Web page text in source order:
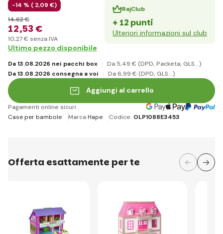
-14 % ( 2,09 €)
12,53 €
14,62 €
10,27 € senza IVA
RajClub
+ 12 punti
Ulteriori informazioni sul club
Ultimo pezzo disponibile
Da 13.08.2026 nei pacchi box Da 5,49 € (DPD, Packeta, GLS...)
Da 13.08.2026 consegna a voi
Da 6,99 € (DPD, GLS...)
Aggiungi al carrello
Pagamenti online sicuri
Case per bambole
MarcaHape Codice: OLP1088E3453
Offerta esattamente per te